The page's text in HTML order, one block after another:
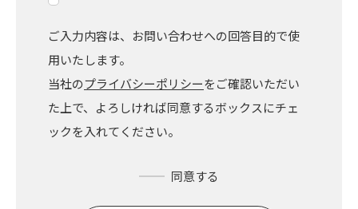
ご入力内容は、お問い合わせへの回答目的で使
用いたします。
当社のプライバシーポリシーをご確認いただい
た上で、よろしければ同意するボックスにチェ
ックを入れてください。
同意する